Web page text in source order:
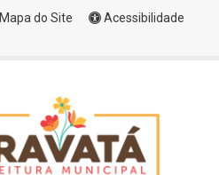
Mapa do Site
Acessibilidade